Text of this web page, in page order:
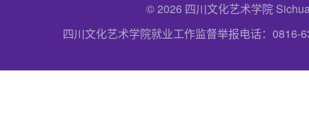
© 2026 四川文化艺术学院
四川文化艺术学院就业工作监督举报电话：